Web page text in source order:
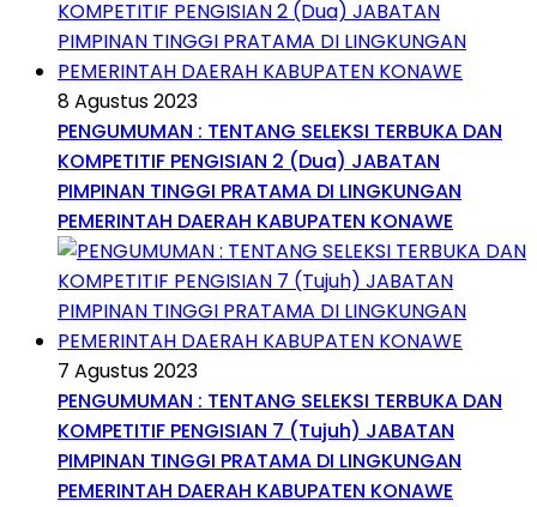
8 Agustus 2023
PENGUMUMAN : TENTANG SELEKSI TERBUKA DAN
KOMPETITIF PENGISIAN 2 (Dua) JABATAN
PIMPINAN TINGGI PRATAMA DI LINGKUNGAN
PEMERINTAH DAERAH KABUPATEN KONAWE
7 Agustus 2023
PENGUMUMAN : TENTANG SELEKSI TERBUKA DAN
KOMPETITIF PENGISIAN 7 (Tujuh) JABATAN
PIMPINAN TINGGI PRATAMA DI LINGKUNGAN
PEMERINTAH DAERAH KABUPATEN KONAWE